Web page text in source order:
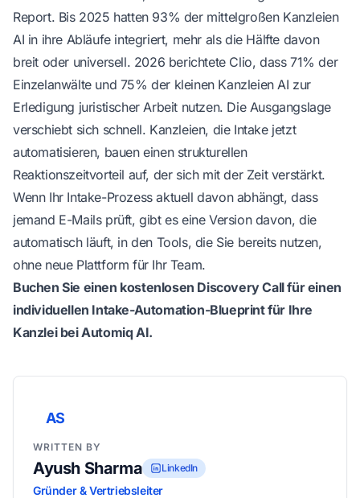
Report. Bis 2025 hatten 93% der mittelgroßen Kanzleien
AI in ihre Abläufe integriert, mehr als die Hälfte davon
breit oder universell. 2026 berichtete Clio, dass 71% der
Einzelanwälte und 75% der kleinen Kanzleien AI zur
Erledigung juristischer Arbeit nutzen. Die Ausgangslage
verschiebt sich schnell. Kanzleien, die Intake jetzt
automatisieren, bauen einen strukturellen
Reaktionszeitvorteil auf, der sich mit der Zeit verstärkt.
Wenn Ihr Intake-Prozess aktuell davon abhängt, dass
jemand E-Mails prüft, gibt es eine Version davon, die
automatisch läuft, in den Tools, die Sie bereits nutzen,
ohne neue Plattform für Ihr Team.
Buchen Sie einen kostenlosen Discovery Call für einen
individuellen Intake-Automation-Blueprint für Ihre
Kanzlei beiAutomiq AI.
AS
WRITTEN BY
Ayush Sharma LinkedIn
Gründer & Vertriebsleiter